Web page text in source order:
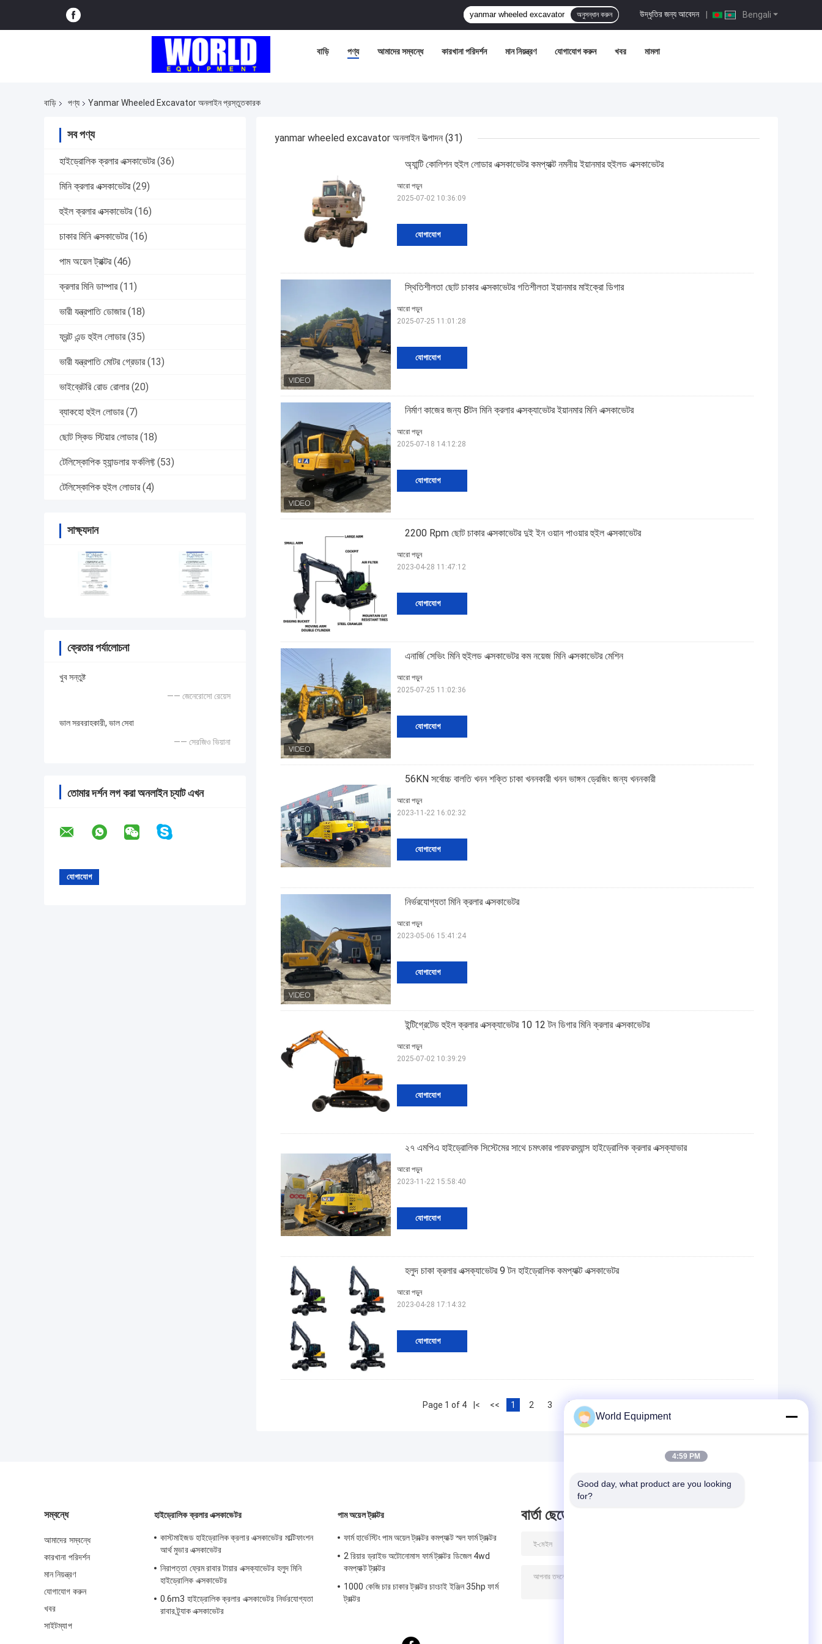
Bengali
উদ্ধৃতির জন্য আবেদন |
অনুসন্ধান করুন
বাড়ি পণ্য আমাদের সম্বন্ধে কারখানা পরিদর্শন মান নিয়ন্ত্রণ যোগাযোগ করুন খবর মামলা
বাড়ি পণ্য Yanmar Wheeled Excavator অনলাইন প্রস্তুতকারক
সব পণ্য
হাইড্রোলিক ক্রলার এক্সকাভেটর (36)
মিনি ক্রলার এক্সকাভেটর (29)
হুইল ক্রলার এক্সকাভেটর (16)
চাকার মিনি এক্সকাভেটর (16)
পাম অয়েল ট্রাক্টর (46)
ক্রলার মিনি ডাম্পার (11)
ভারী যন্ত্রপাতি ডোজার (18)
ফ্রন্ট এন্ড হুইল লোডার (35)
ভারী যন্ত্রপাতি মোটর গ্রেডার (13)
ভাইব্রেটরি রোড রোলার (20)
ব্যাকহো হুইল লোডার (7)
ছোট স্কিড স্টিয়ার লোডার (18)
টেলিস্কোপিক হ্যান্ডলার ফর্কলিফ্ট (53)
টেলিস্কোপিক হুইল লোডার (4)
সাক্ষ্যদান
ক্রেতার পর্যালোচনা
খুব সন্তুষ্ট
—— জেনেরোসো রেয়েস
ভাল সরবরাহকারী, ভাল সেবা
—— সেরজিও ভিয়ানা
তোমার দর্শন লগ করা অনলাইন চ্যাট এখন
yanmar wheeled excavator অনলাইন উত্পাদন (31)
অ্যান্টি কোলিশন হুইল লোডার এক্সকাভেটর কমপ্যাক্ট নমনীয় ইয়ানমার হুইলড এক্সকাভেটর
যোগাযোগ
আরো পড়ুন
2025-07-02 10:36:09
স্থিতিশীলতা ছোট চাকার এক্সকাভেটর গতিশীলতা ইয়ানমার মাইক্রো ডিগার
যোগাযোগ
আরো পড়ুন
2025-07-25 11:01:28
নির্মাণ কাজের জন্য 8টন মিনি ক্রলার এক্সক্যাভেটর ইয়ানমার মিনি এক্সকাভেটর
যোগাযোগ
আরো পড়ুন
2025-07-18 14:12:28
2200 Rpm ছোট চাকার এক্সকাভেটর দুই ইন ওয়ান পাওয়ার হুইল এক্সকাভেটর
যোগাযোগ
আরো পড়ুন
2023-04-28 11:47:12
এনার্জি সেভিং মিনি হুইলড এক্সকাভেটর কম নয়েজ মিনি এক্সকাভেটর মেশিন
যোগাযোগ
আরো পড়ুন
2025-07-25 11:02:36
56KN সর্বোচ্চ বালতি খনন শক্তি চাকা খননকারী খনন ভাঙ্গন ড্রেজিং জন্য খননকারী
যোগাযোগ
আরো পড়ুন
2023-11-22 16:02:32
নির্ভরযোগ্যতা মিনি ক্রলার এক্সকাভেটর
যোগাযোগ
আরো পড়ুন
2023-05-06 15:41:24
ইন্টিগ্রেটেড হুইল ক্রলার এক্সক্যাভেটর 10 12 টন ডিগার মিনি ক্রলার এক্সকাভেটর
যোগাযোগ
আরো পড়ুন
2025-07-02 10:39:29
২৭ এমপিএ হাইড্রোলিক সিস্টেমের সাথে চমৎকার পারফরম্যান্স হাইড্রোলিক ক্রলার এক্সক্যাভার
যোগাযোগ
আরো পড়ুন
2023-11-22 15:58:40
হলুদ চাকা ক্রলার এক্সক্যাভেটর 9 টন হাইড্রোলিক কমপ্যাক্ট এক্সকাভেটর
যোগাযোগ
আরো পড়ুন
2023-04-28 17:14:32
Page 1 of 4 |< << 1 2 3 4 >>
সম্বন্ধে
আমাদের সম্বন্ধে
কারখানা পরিদর্শন
মান নিয়ন্ত্রণ
যোগাযোগ করুন
খবর
সাইটম্যাপ
হাইড্রোলিক ক্রলার এক্সকাভেটর
কাস্টমাইজড হাইড্রোলিক ক্রলার এক্সকাভেটর মাল্টিফাংশন
আর্থ মুভার এক্সকাভেটর
নিরাপত্তা ফ্রেম রাবার টায়ার এক্সক্যাভেটর হলুদ মিনি
হাইড্রোলিক এক্সকাভেটর
0.6m3 হাইড্রোলিক ক্রলার এক্সকাভেটর নির্ভরযোগ্যতা
রাবার ট্র্যাক এক্সকাভেটর
পাম অয়েল ট্রাক্টর
ফার্ম হার্ভেস্টিং পাম অয়েল ট্রাক্টর কমপ্যাক্ট স্মল ফার্ম ট্রাক্টর
2 রিয়ার ড্রাইভ অটোনোমাস ফার্ম ট্রাক্টর ডিজেল 4wd
কমপ্যাক্ট ট্রাক্টর
1000 কেজি চার চাকার ট্রাক্টর চাংচাই ইঞ্জিন 35hp ফার্ম
ট্রাক্টর
বার্তা ছেড়ে
World Equipment
4:59 PM
Good day, what product are you looking
for?